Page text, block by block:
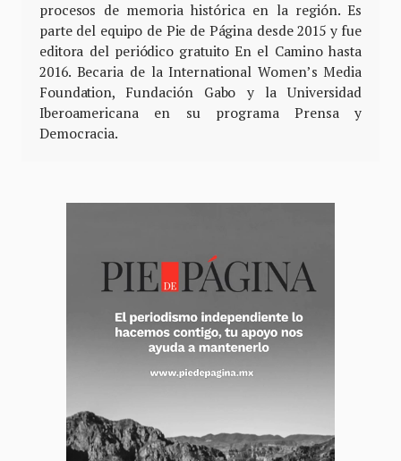
procesos de memoria histórica en la región. Es
parte del equipo de Pie de Página desde 2015 y fue
editora del periódico gratuito En el Camino hasta
2016. Becaria de la International Women’s Media
Foundation, Fundación Gabo y la Universidad
Iberoamericana en su programa Prensa y
Democracia.